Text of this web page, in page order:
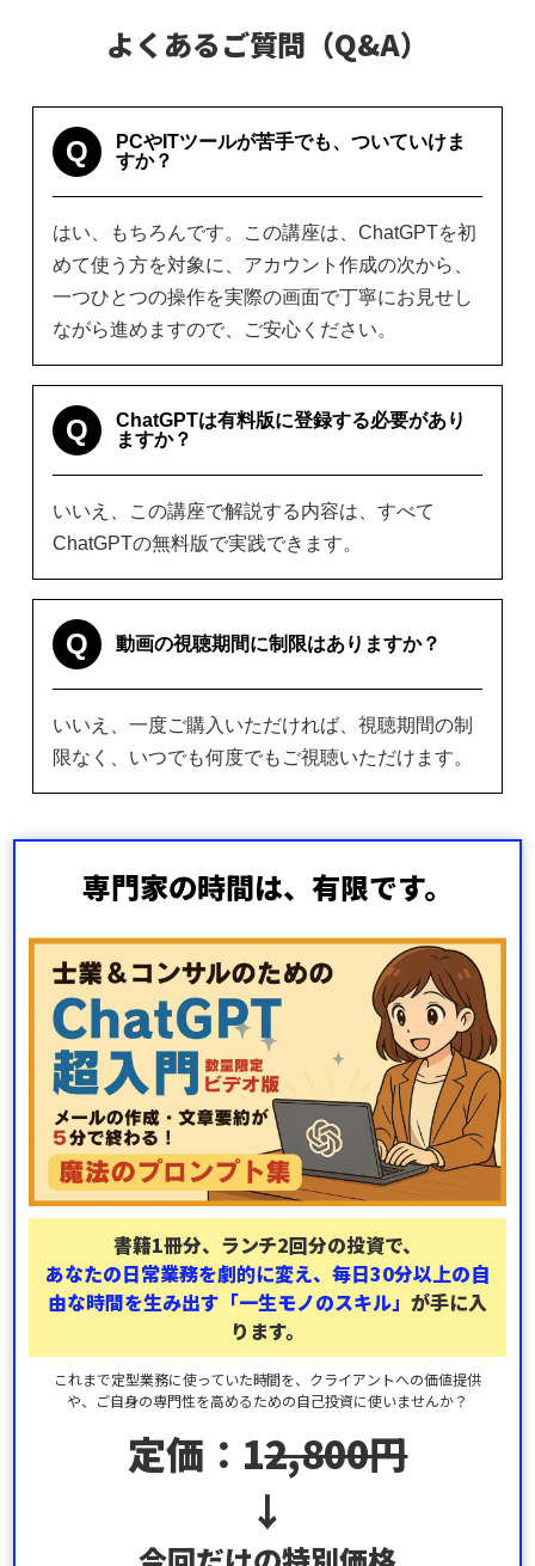
よくあるご質問（Q&A）
Q
PCやITツールが苦手でも、ついていけま
すか？
はい、もちろんです。この講座は、ChatGPTを初
めて使う方を対象に、アカウント作成の次から、
一つひとつの操作を実際の画面で丁寧にお見せし
ながら進めますので、ご安心ください。
Q
ChatGPTは有料版に登録する必要があり
ますか？
いいえ、この講座で解説する内容は、すべて
ChatGPTの無料版で実践できます。
Q 動画の視聴期間に制限はありますか？
いいえ、一度ご購入いただければ、視聴期間の制
限なく、いつでも何度でもご視聴いただけます。
専門家の時間は、有限です。
書籍1冊分、ランチ2回分の投資で、
あなたの日常業務を劇的に変え、毎日30分以上の自
由な時間を生み出す 「一生モノのスキル」 が手に入
ります。
これまで定型業務に使っていた時間を、クライアントへの価値提供
や、ご自身の専門性を高めるための自己投資に使いませんか？
定価：12,800円
↓